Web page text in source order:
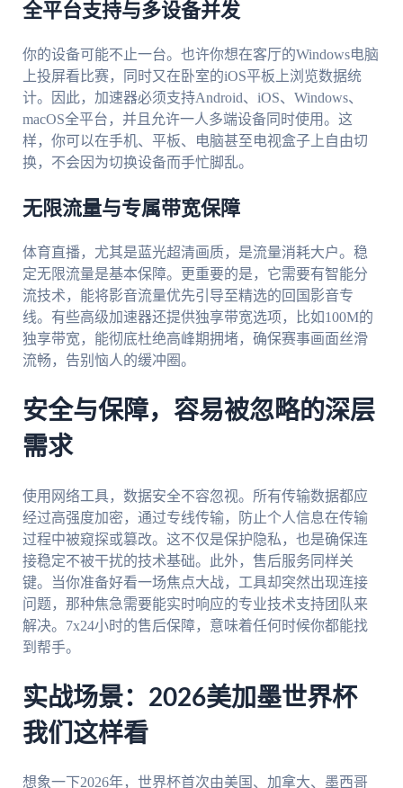
全平台支持与多设备并发
你的设备可能不止一台。也许你想在客厅的Windows电脑
上投屏看比赛，同时又在卧室的iOS平板上浏览数据统
计。因此，加速器必须支持Android、iOS、Windows、
macOS全平台，并且允许一人多端设备同时使用。这
样，你可以在手机、平板、电脑甚至电视盒子上自由切
换，不会因为切换设备而手忙脚乱。
无限流量与专属带宽保障
体育直播，尤其是蓝光超清画质，是流量消耗大户。稳
定无限流量是基本保障。更重要的是，它需要有智能分
流技术，能将影音流量优先引导至精选的回国影音专
线。有些高级加速器还提供独享带宽选项，比如100M的
独享带宽，能彻底杜绝高峰期拥堵，确保赛事画面丝滑
流畅，告别恼人的缓冲圈。
安全与保障，容易被忽略的深层
需求
使用网络工具，数据安全不容忽视。所有传输数据都应
经过高强度加密，通过专线传输，防止个人信息在传输
过程中被窥探或篡改。这不仅是保护隐私，也是确保连
接稳定不被干扰的技术基础。此外，售后服务同样关
键。当你准备好看一场焦点大战，工具却突然出现连接
问题，那种焦急需要能实时响应的专业技术支持团队来
解决。7x24小时的售后保障，意味着任何时候你都能找
到帮手。
实战场景：2026美加墨世界杯
我们这样看
想象一下2026年，世界杯首次由美国、加拿大、墨西哥